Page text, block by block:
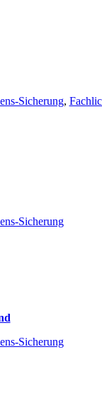
Sicherung,
Sicherung
Sicherung